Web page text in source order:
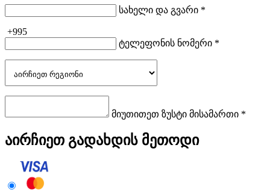
სახელი და გვარი *
+995
ტელეფონის ნომერი *
მიუთითეთ ზუსტი მისამართი *
აირჩიეთ გადახდის მეთოდი